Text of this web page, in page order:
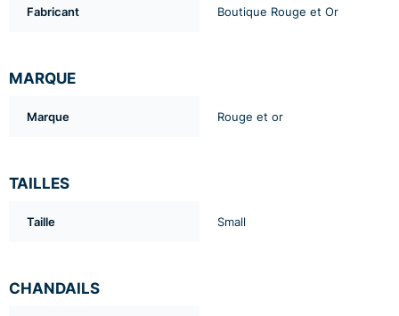
Fabricant Boutique Rouge et Or
MARQUE
Marque Rouge et or
TAILLES
Taille Small
CHANDAILS